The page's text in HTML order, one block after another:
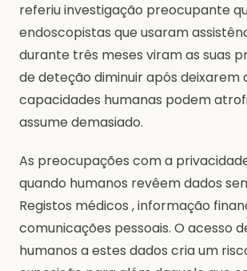
referiu investigação preocupante
endoscopistas que usaram
durante três meses viram as suas
de deteção diminuir após deixarem
capacidades humanas podem
assume demasiado.
As preocupações com a
quando humanos revêem dados
Registos médicos , informação
comunicações pessoais. O acesso
humanos a estes dados cria um